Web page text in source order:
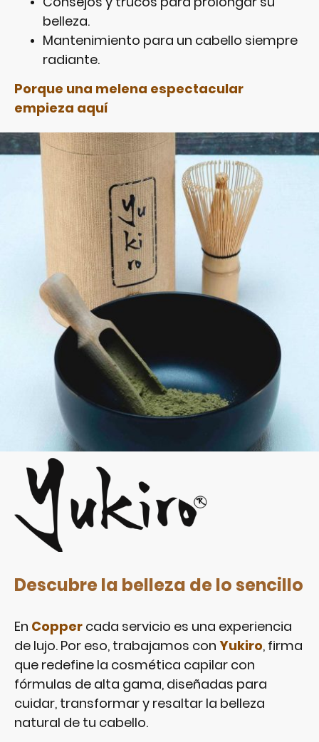
belleza.
Mantenimiento para un cabello siempre
radiante.
Porque una melena espectacular
empieza aquí
Descubre la belleza de lo sencillo
En Copper cada servicio es una experiencia
de lujo. Por eso, trabajamos con Yukiro, firma
que redefine la cosmética capilar con
fórmulas de alta gama, diseñadas para
cuidar, transformar y resaltar la belleza
natural de tu cabello.